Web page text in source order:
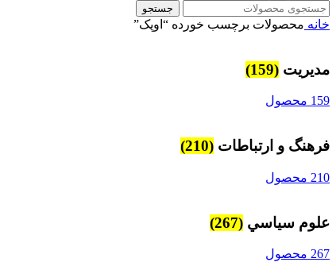
جستجو
خانه محصولات برچسب خورده “اوپک”
مديريت (159)
159 محصول
فرهنگ و ارتباطات (210)
210 محصول
علوم سياسي (267)
267 محصول